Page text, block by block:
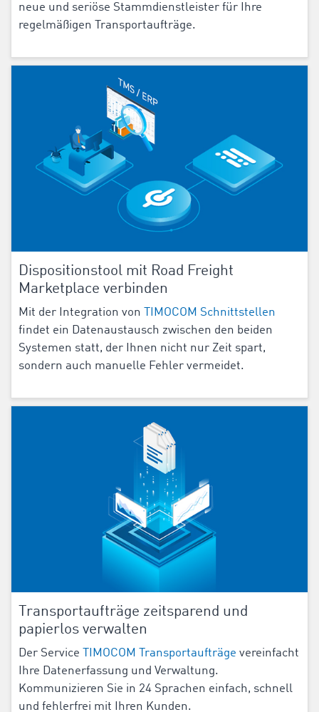
neue und seriöse Stammdienstleister für Ihre
regelmäßigen Transportaufträge.
Dispositionstool mit Road Freight
Marketplace verbinden
Mit der Integration von
TIMOCOM Schnittstellen
findet ein Datenaustausch zwischen den beiden
Systemen statt, der Ihnen nicht nur Zeit spart,
sondern auch manuelle Fehler vermeidet.
Transportaufträge zeitsparend und
papierlos verwalten
Der Service TIMOCOM Transportaufträge vereinfacht
Ihre Datenerfassung und Verwaltung.
Kommunizieren Sie in 24 Sprachen einfach, schnell
und fehlerfrei mit Ihren Kunden.